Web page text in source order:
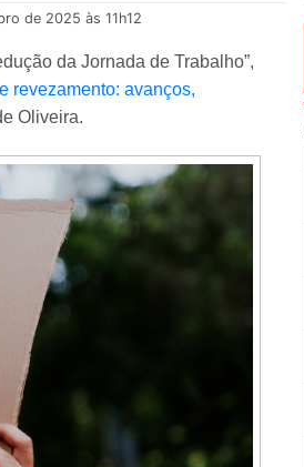
de 2025 às 11h12
da Jornada de Trabalho”,
revezamento: avanços,
Oliveira.